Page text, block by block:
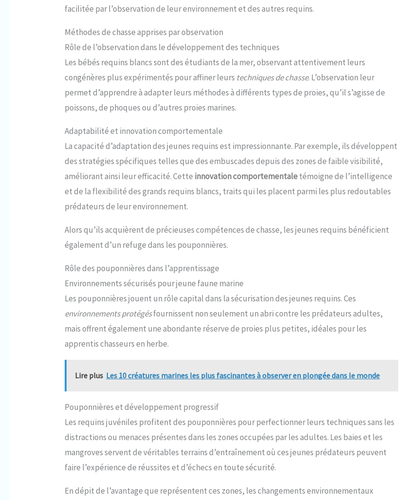
facilitée par l’observation de leur environnement et des autres requins.
Méthodes de chasse apprises par observation
Rôle de l’observation dans le développement des techniques
Les bébés requins blancs sont des étudiants de la mer, observant attentivement leurs
congénères plus expérimentés pour affiner leurs techniques de chasse. L’observation leur
permet d’apprendre à adapter leurs méthodes à différents types de proies, qu’il s’agisse de
poissons, de phoques ou d’autres proies marines.
Adaptabilité et innovation comportementale
La capacité d’adaptation des jeunes requins est impressionnante. Par exemple, ils développent
des stratégies spécifiques telles que des embuscades depuis des zones de faible visibilité,
améliorant ainsi leur efficacité. Cette innovation comportementaletémoigne de l’intelligence
et de la flexibilité des grands requins blancs, traits qui les placent parmi les plus redoutables
prédateurs de leur environnement.
Alors qu’ils acquièrent de précieuses compétences de chasse, les jeunes requins bénéficient
également d’un refuge dans les pouponnières.
Rôle des pouponnières dans l’apprentissage
Environnements sécurisés pour jeune faune marine
Les pouponnières jouent un rôle capital dans la sécurisation des jeunes requins. Ces
environnements protégésfournissent non seulement un abri contre les prédateurs adultes,
mais offrent également une abondante réserve de proies plus petites, idéales pour les
apprentis chasseurs en herbe.
Lire plus Les 10 créatures marines les plus fascinantes à observer en plongée dans le monde
Pouponnières et développement progressif
Les requins juvéniles profitent des pouponnières pour perfectionner leurs techniques sans les
distractions ou menaces présentes dans les zones occupées par les adultes. Les baies et les
mangroves servent de véritables terrains d’entraînement où ces jeunes prédateurs peuvent
faire l’expérience de réussites et d’échecs en toute sécurité.
En dépit de l’avantage que représentent ces zones, les changements environnementaux